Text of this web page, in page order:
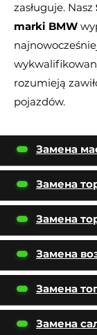
zasługuje. Nasz
marki BMW
rozumieją
pojazdów.
Замена
Замена
Замена
Замена
Замена
Замена